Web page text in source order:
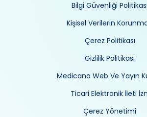
Bilgi Güvenliği Politikası
Kişisel Verilerin
Çerez Politikası
Gizlilik Politikası
Medicana Web Ve Yayın
Ticari Elektronik İleti
Çerez Yönetimi